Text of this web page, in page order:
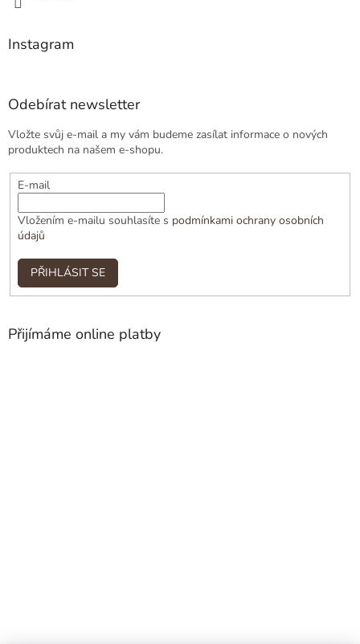
Instagram
Odebírat newsletter
Vložte svůj e-mail a my vám budeme zasílat informace o nových
produktech na našem e-shopu.
E-mail
Vložením e-mailu souhlasíte s podmínkami ochrany osobních
údajů
PŘIHLÁSIT SE
Přijímáme online platby